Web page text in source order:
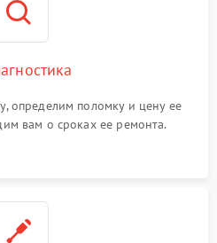
определим поломку и цену ее
вам о сроках ее ремонта.